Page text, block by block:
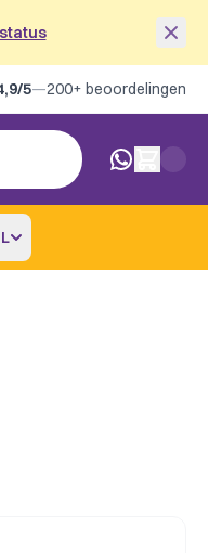
5—200+ beoordelingen
0 artikelen